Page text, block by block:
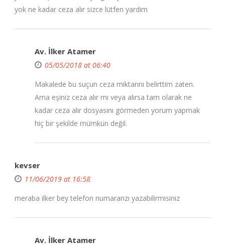
yok ne kadar ceza alır sizce lütfen yardim
Av. İlker Atamer
05/05/2018 at 06:40
Makalede bu suçun ceza miktarını belirttim zaten.
Ama eşiniz ceza alır mı veya alırsa tam olarak ne
kadar ceza alır dosyasını görmeden yorum yapmak
hiç bir şekilde mümkün değil.
kevser
11/06/2019 at 16:58
meraba ilker bey telefon numaranzı yazabilirmisiniz
Av. İlker Atamer